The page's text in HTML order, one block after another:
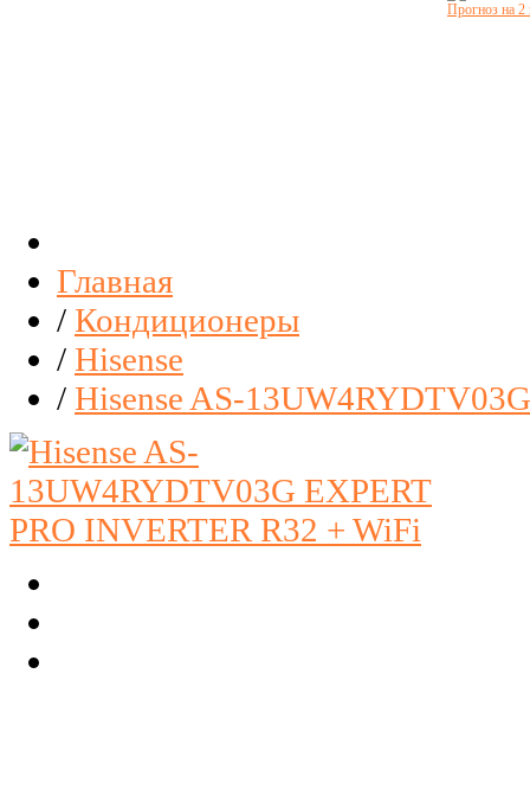
Прогноз на 2
Главная
/ Кондиционеры
/ Hisense
/ Hisense AS-